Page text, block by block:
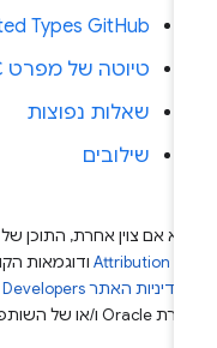
Types GitHub
טיוטה של מפרט W3C
שאלות נפוצות
שילובים
אם צוין אחרת, התוכן של דף
Attributionודוגמאות הקוד
מדיניות האתר Google Developers‏